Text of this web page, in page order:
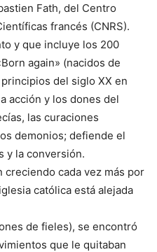
Fath, del Centro
francés (CNRS).
y que incluye los 200
again» (nacidos de
del siglo XX en
acción y los dones del
las curaciones
demonios; defiende el
y la conversión.
creciendo cada vez más por
católica está alejada
de fieles), se encontró
que le quitaban